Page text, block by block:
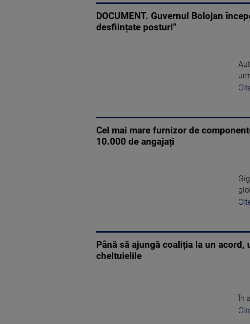
DOCUMENT. Guvernul Bolojan
desființate posturi”
Cel mai mare furnizor de
10.000 de angajați
Până să ajungă coaliția la un
cheltuielile
În